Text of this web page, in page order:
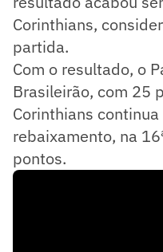
Corinthians,
partida.
Com o resultado, o
Brasileirão, com 25
Corinthians
rebaixamento, na
pontos.